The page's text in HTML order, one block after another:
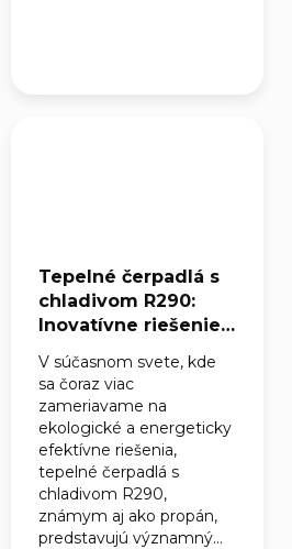
Tepelné čerpadlá s
chladivom R290:
Inovatívne riešenie
vykurovanie
V súčasnom svete, kde
sa čoraz viac
zameriavame na
ekologické a energeticky
efektívne riešenia,
tepelné čerpadlá s
chladivom R290,
známym aj ako propán,
predstavujú významný...